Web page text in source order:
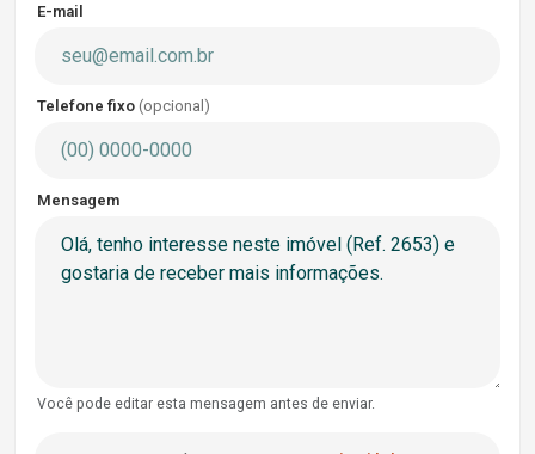
E-mail
Telefone fixo (opcional)
Mensagem
Você pode editar esta mensagem antes de enviar.